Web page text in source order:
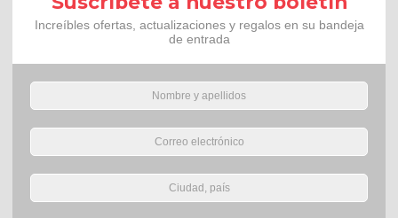
Increíbles ofertas, actualizaciones y regalos en su bandeja
de entrada